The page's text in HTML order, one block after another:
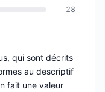
28
qui sont décrits
au descriptif
fait une valeur